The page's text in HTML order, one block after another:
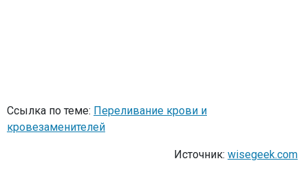
Ссылка по теме: Переливание крови и
кровезаменителей
Источник: wisegeek.com